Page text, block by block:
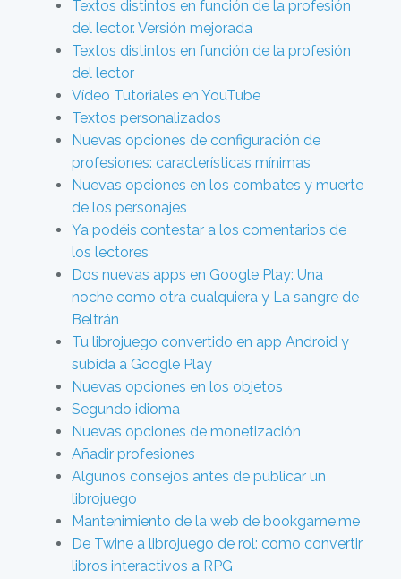
Textos distintos en función de la profesión
del lector. Versión mejorada
Textos distintos en función de la profesión
del lector
Vídeo Tutoriales en YouTube
Textos personalizados
Nuevas opciones de configuración de
profesiones: características mínimas
Nuevas opciones en los combates y muerte
de los personajes
Ya podéis contestar a los comentarios de
los lectores
Dos nuevas apps en Google Play: Una
noche como otra cualquiera y La sangre de
Beltrán
Tu librojuego convertido en app Android y
subida a Google Play
Nuevas opciones en los objetos
Segundo idioma
Nuevas opciones de monetización
Añadir profesiones
Algunos consejos antes de publicar un
librojuego
Mantenimiento de la web de bookgame.me
De Twine a librojuego de rol: como convertir
libros interactivos a RPG